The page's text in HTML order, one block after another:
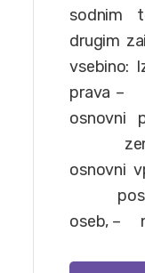
sodnim
drugim
vsebino:
prava –
osnovni
osnovni
oseb, –